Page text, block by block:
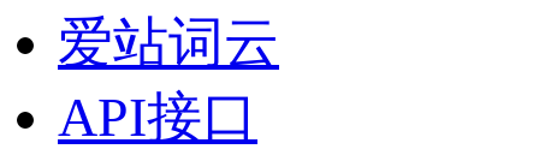
爱站词云
API接口